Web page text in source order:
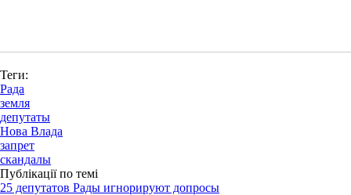
Теги:
Рада
земля
депутаты
Нова Влада
запрет
скандалы
Публікації по темі
25 депутатов Рады игнорируют допросы